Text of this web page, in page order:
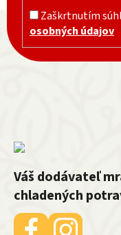
Zaškrtnutím
osobných údajov
Zápätie
Váš dodávateľ
chladených